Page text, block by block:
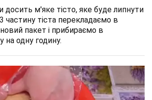
досить м'яке тісто, яке буде липнути
частину тіста перекладаємо в
пакет і прибираємо в
на одну годину.